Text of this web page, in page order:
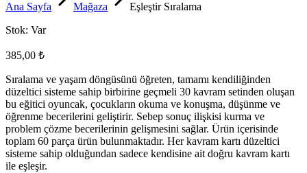
Ana Sayfa Mağaza
Eşleştir Sıralama
Stok: Var
385,00 ₺
Sıralama ve yaşam döngüsünü öğreten, tamamı kendiliğinden
düzeltici sisteme sahip birbirine geçmeli 30 kavram setinden oluşan
bu eğitici oyuncak, çocukların okuma ve konuşma, düşünme ve
öğrenme becerilerini geliştirir. Sebep sonuç ilişkisi kurma ve
problem çözme becerilerinin gelişmesini sağlar. Ürün içerisinde
toplam 60 parça ürün bulunmaktadır. Her kavram kartı düzeltici
sisteme sahip olduğundan sadece kendisine ait doğru kavram kartı
ile eşleşir.